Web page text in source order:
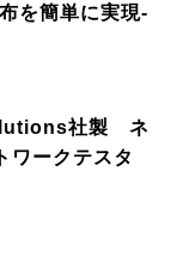
を簡単に実現-
社製 ネ
ワークテスタ